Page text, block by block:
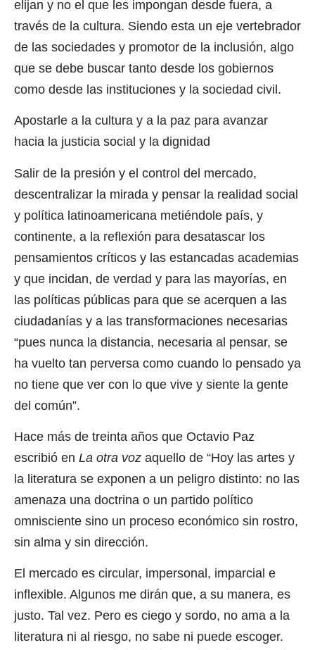
elijan y no el que les impongan desde fuera, a
través de la cultura. Siendo esta un eje vertebrador
de las sociedades y promotor de la inclusión, algo
que se debe buscar tanto desde los gobiernos
como desde las instituciones y la sociedad civil.
Apostarle a la cultura y a la paz para avanzar
hacia la justicia social y la dignidad
Salir de la presión y el control del mercado,
descentralizar la mirada y pensar la realidad social
y política latinoamericana metiéndole país, y
continente, a la reflexión para desatascar los
pensamientos críticos y las estancadas academias
y que incidan, de verdad y para las mayorías, en
las políticas públicas para que se acerquen a las
ciudadanías y a las transformaciones necesarias
“pues nunca la distancia, necesaria al pensar, se
ha vuelto tan perversa como cuando lo pensado ya
no tiene que ver con lo que vive y siente la gente
del común”.
Hace más de treinta años que Octavio Paz
escribió en La otra voz aquello de “Hoy las artes y
la literatura se exponen a un peligro distinto: no las
amenaza una doctrina o un partido político
omnisciente sino un proceso económico sin rostro,
sin alma y sin dirección.
El mercado es circular, impersonal, imparcial e
inflexible. Algunos me dirán que, a su manera, es
justo. Tal vez. Pero es ciego y sordo, no ama a la
literatura ni al riesgo, no sabe ni puede escoger.